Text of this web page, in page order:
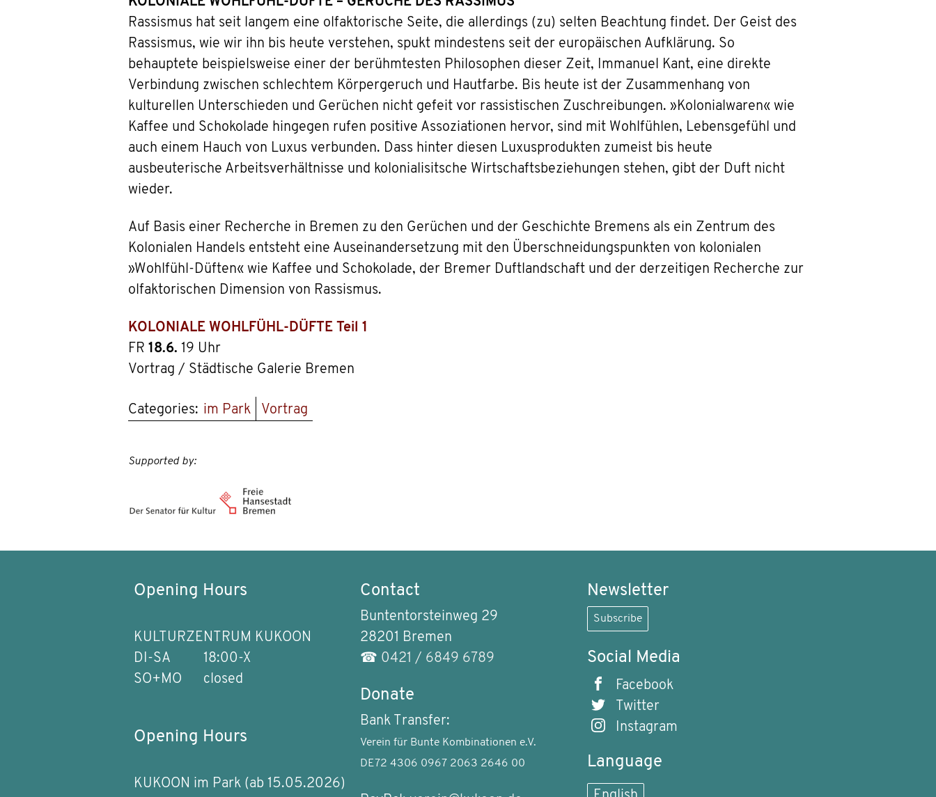
Rassismus hat seit langem eine olfaktorische Seite, die allerdings (zu) selten Beachtung findet. Der Geist des
Rassismus, wie wir ihn bis heute verstehen, spukt mindestens seit der europäischen Aufklärung. So
behauptete beispielsweise einer der berühmtesten Philosophen dieser Zeit, Immanuel Kant, eine direkte
Verbindung zwischen schlechtem Körpergeruch und Hautfarbe. Bis heute ist der Zusammenhang von
kulturellen Unterschieden und Gerüchen nicht gefeit vor rassistischen Zuschreibungen. »Kolonialwaren« wie
Kaffee und Schokolade hingegen rufen positive Assoziationen hervor, sind mit Wohlfühlen, Lebensgefühl und
auch einem Hauch von Luxus verbunden. Dass hinter diesen Luxusprodukten zumeist bis heute
ausbeuterische Arbeitsverhältnisse und kolonialisitsche Wirtschaftsbeziehungen stehen, gibt der Duft nicht
wieder.
Auf Basis einer Recherche in Bremen zu den Gerüchen und der Geschichte Bremens als ein Zentrum des
Kolonialen Handels entsteht eine Auseinandersetzung mit den Überschneidungspunkten von kolonialen
»Wohlfühl-Düften« wie Kaffee und Schokolade, der Bremer Duftlandschaft und der derzeitigen Recherche zur
olfaktorischen Dimension von Rassismus.
KOLONIALE WOHLFÜHL-DÜFTE Teil 1
FR 18.6. 19 Uhr
Vortrag / Städtische Galerie Bremen
Categories: im Park Vortrag
Supported by:
Opening Hours
KULTURZENTRUM KUKOON
DI-SA
18:00-X
SO+MO
closed
Opening Hours
KUKOON im Park (ab 15.05.2026)
Contact
Buntentorsteinweg 29
28201 Bremen
☎ 0421 / 6849 6789
Donate
Bank Transfer:
Verein für Bunte Kombinationen e.V.
DE72 4306 0967 2063 2646 00
Newsletter
Subscribe
Social Media
Facebook
Twitter
Instagram
Language